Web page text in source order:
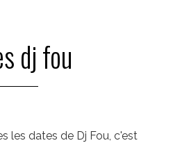
dj fou
les dates de Dj Fou, c'est